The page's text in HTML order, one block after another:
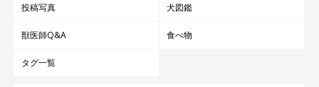
投稿写真 犬図鑑
獣医師Q&A 食べ物
タグ一覧